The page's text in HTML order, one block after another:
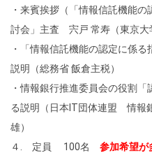
・来賓挨拶（「情報信託機能
討会」主査 宍戸 常寿（東京大
・「情報信託機能の認定に係
説明（総務省 飯倉主税）
・情報銀行推進委員会の役割
る説明（日本IT団体連盟 情報
雄）
４. 定員 100名 参加希望が